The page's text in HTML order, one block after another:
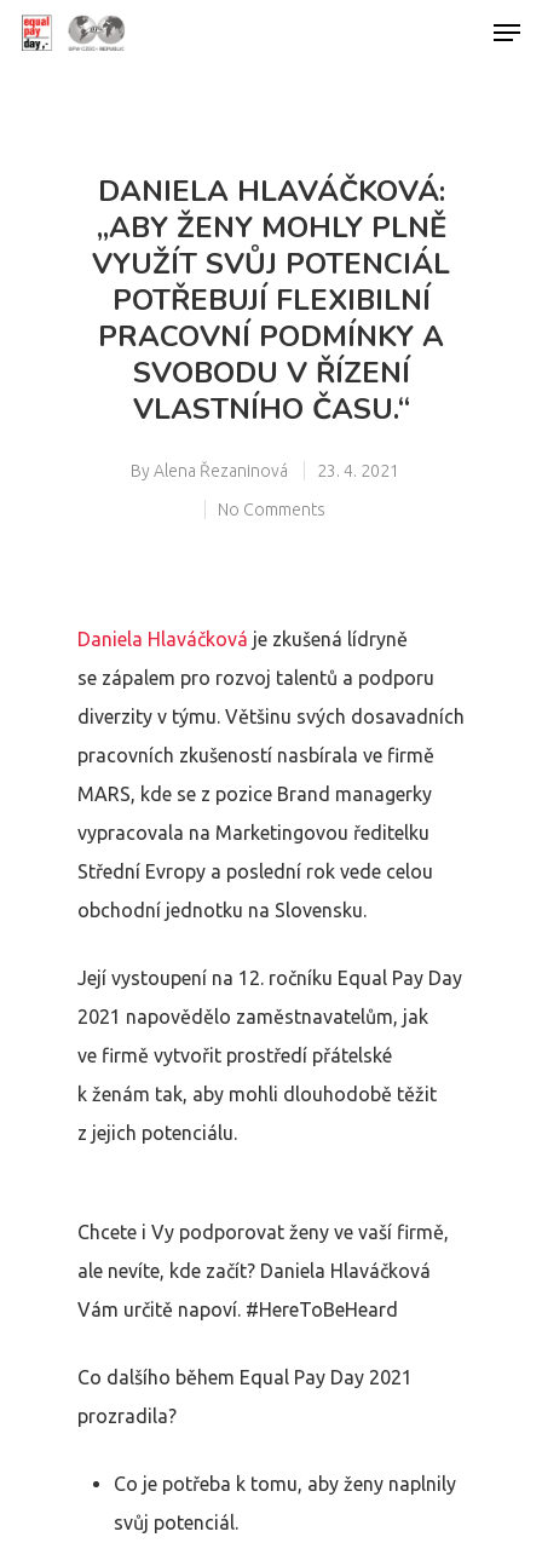
DANIELA HLAVÁČKOVÁ:
„ABY ŽENY MOHLY PLNĚ
VYUŽÍT SVŮJ POTENCIÁL
POTŘEBUJÍ FLEXIBILNÍ
PRACOVNÍ PODMÍNKY A
SVOBODU V ŘÍZENÍ
VLASTNÍHO ČASU.“
By Alena Řezaninová
23. 4. 2021
No Comments
Daniela Hlaváčková je zkušená lídryně
se zápalem pro rozvoj talentů a podporu
diverzity v týmu. Většinu svých dosavadních
pracovních zkušeností nasbírala ve firmě
MARS, kde se z pozice Brand managerky
vypracovala na Marketingovou ředitelku
Střední Evropy a poslední rok vede celou
obchodní jednotku na Slovensku.
Její vystoupení na 12. ročníku Equal Pay Day
2021 napovědělo zaměstnavatelům, jak
ve firmě vytvořit prostředí přátelské
k ženám tak, aby mohli dlouhodobě těžit
z jejich potenciálu.
Chcete i Vy podporovat ženy ve vaší firmě,
ale nevíte, kde začít? Daniela Hlaváčková
Vám určitě napoví. #HereToBeHeard
Co dalšího během Equal Pay Day 2021
prozradila?
Co je potřeba k tomu, aby ženy naplnily
svůj potenciál.